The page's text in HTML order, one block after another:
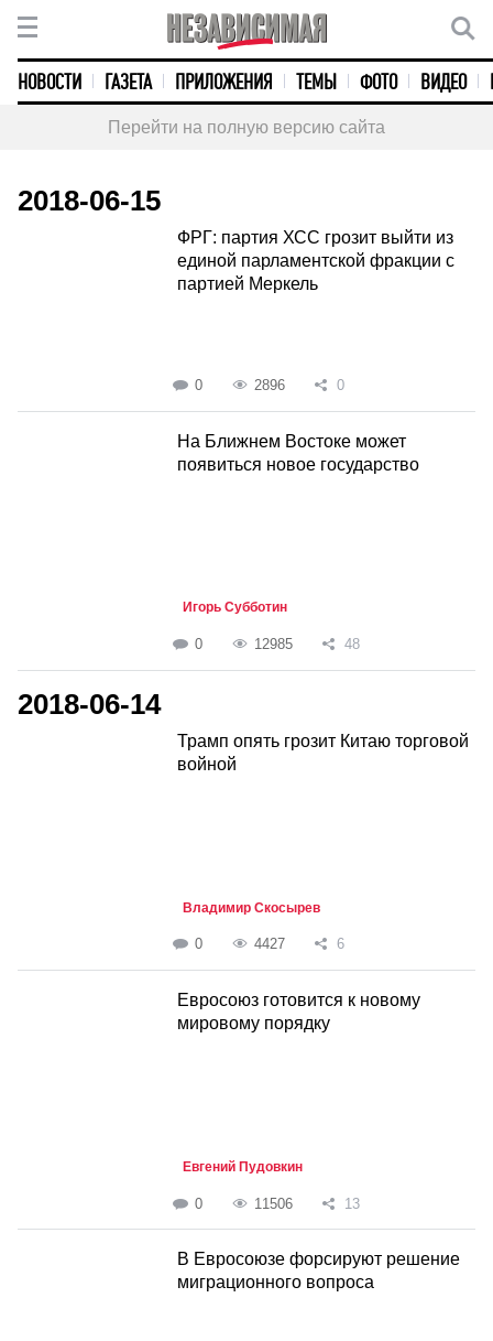
НОВОСТИ ГАЗЕТА ПРИЛОЖЕНИЯ ТЕМЫ ФОТО ВИДЕО
Перейти на полную версию сайта
2018-06-15
ФРГ: партия ХСС грозит выйти из
единой парламентской фракции с
партией Меркель
0 2896 0
На Ближнем Востоке может
появиться новое государство
Игорь Субботин
0 12985 48
2018-06-14
Трамп опять грозит Китаю торговой
войной
Владимир Скосырев
0 4427 6
Евросоюз готовится к новому
мировому порядку
Евгений Пудовкин
0 11506 13
В Евросоюзе форсируют решение
миграционного вопроса